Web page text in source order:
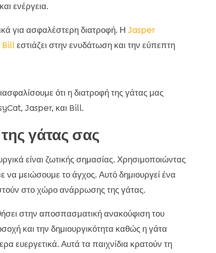
ενέργεια.
για ασφαλέστερη διατροφή. Η Jasper
Billεστιάζει στην ενυδάτωση και την εύπεπτη
ότι η διατροφή της γάτας μας
Jasper, και Bill.
γάτας σας
είναι ζωτικής σημασίας. Χρησιμοποιώντας
μειώσουμε το άγχος. Αυτό δημιουργεί ένα
στο χώρο ανάρρωσης της γάτας.
στην αποσπασματική ανακούφιση του
και την δημιουργικότητα καθώς η γάτα
ευεργετικά. Αυτά τα παιχνίδια κρατούν τη